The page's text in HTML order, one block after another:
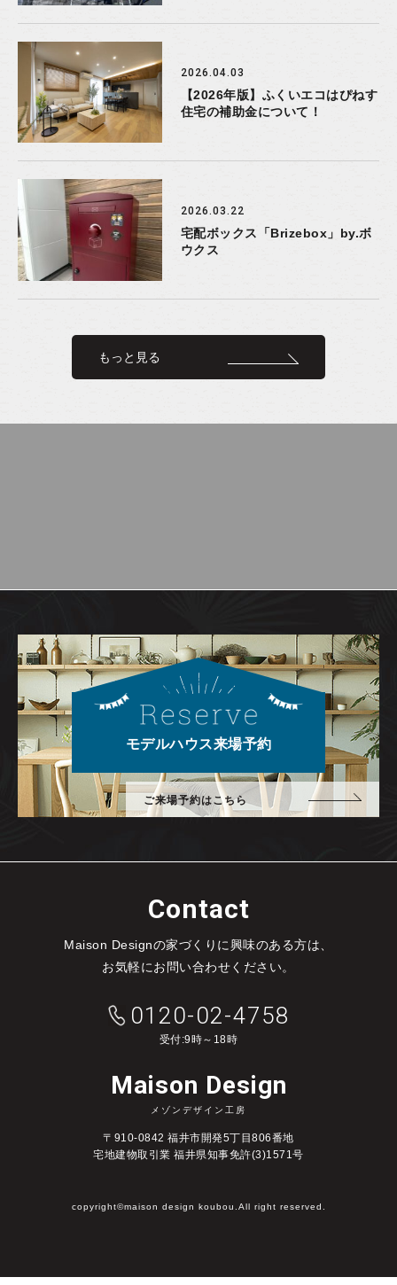
2026.04.03
【2026年版】ふくいエコはぴねす
住宅の補助金について！
2026.03.22
宅配ボックス「Brizebox」by.ボ
ウクス
もっと見る
モデルハウス来場予約
ご来場予約はこちら
Contact
Maison Designの家づくりに興味のある方は、
お気軽にお問い合わせください。
0120-02-4758
受付:9時～18時
Maison Design
メゾンデザイン工房
〒910-0842 福井市開発5丁目806番地
宅地建物取引業 福井県知事免許(3)1571号
copyright©maison design koubou.All right reserved.